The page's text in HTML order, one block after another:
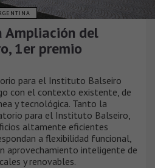
Ampliación del
1er premio
para el Instituto Balseiro
con el contexto existente, de
y tecnológica. Tanto la
para el Instituto Balseiro,
altamente eficientes
a flexibilidad funcional,
aprovechamiento inteligente de
y renovables.